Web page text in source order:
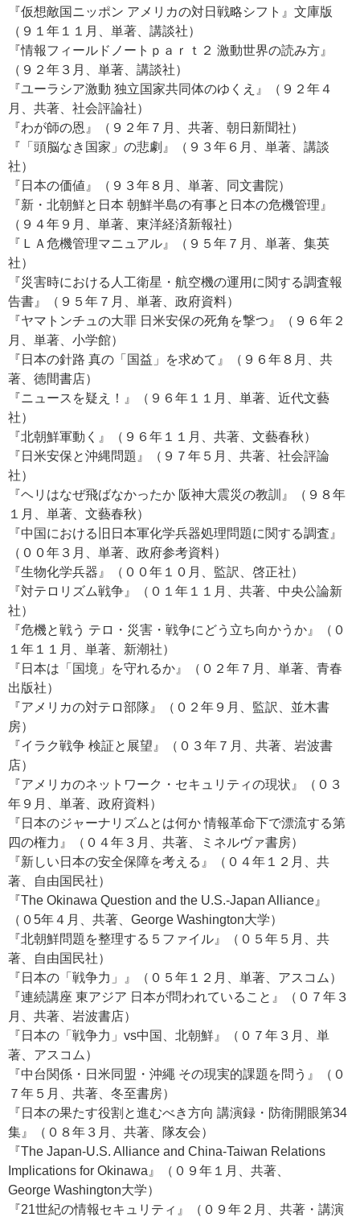
『仮想敵国ニッポン アメリカの対日戦略シフト』文庫版
（９１年１１月、単著、講談社）
『情報フィールドノートｐａｒｔ２ 激動世界の読み方』
（９２年３月、単著、講談社）
『ユーラシア激動 独立国家共同体のゆくえ』（９２年４
月、共著、社会評論社）
『わが師の恩』（９２年７月、共著、朝日新聞社）
『「頭脳なき国家」の悲劇』（９３年６月、単著、講談
社）
『日本の価値』（９３年８月、単著、同文書院）
『新・北朝鮮と日本 朝鮮半島の有事と日本の危機管理』
（９４年９月、単著、東洋経済新報社）
『ＬＡ危機管理マニュアル』（９５年７月、単著、集英
社）
『災害時における人工衛星・航空機の運用に関する調査報
告書』（９５年７月、単著、政府資料）
『ヤマトンチュの大罪 日米安保の死角を撃つ』（９６年２
月、単著、小学館）
『日本の針路 真の「国益」を求めて』（９６年８月、共
著、徳間書店）
『ニュースを疑え！』（９６年１１月、単著、近代文藝
社）
『北朝鮮軍動く』（９６年１１月、共著、文藝春秋）
『日米安保と沖縄問題』（９７年５月、共著、社会評論
社）
『ヘリはなぜ飛ばなかったか 阪神大震災の教訓』（９８年
１月、単著、文藝春秋）
『中国における旧日本軍化学兵器処理問題に関する調査』
（００年３月、単著、政府参考資料）
『生物化学兵器』（００年１０月、監訳、啓正社）
『対テロリズム戦争』（０１年１１月、共著、中央公論新
社）
『危機と戦う テロ・災害・戦争にどう立ち向かうか』（０
１年１１月、単著、新潮社）
『日本は「国境」を守れるか』（０２年７月、単著、青春
出版社）
『アメリカの対テロ部隊』（０２年９月、監訳、並木書
房）
『イラク戦争 検証と展望』（０３年７月、共著、岩波書
店）
『アメリカのネットワーク・セキュリティの現状』（０３
年９月、単著、政府資料）
『日本のジャーナリズムとは何か 情報革命下で漂流する第
四の権力』（０４年３月、共著、ミネルヴァ書房）
『新しい日本の安全保障を考える』（０４年１２月、共
著、自由国民社）
『The Okinawa Question and the U.S.-Japan Alliance』
（０5年４月、共著、George Washington大学）
『北朝鮮問題を整理する５ファイル』（０５年５月、共
著、自由国民社）
『日本の「戦争力」』（０５年１２月、単著、アスコム）
『連続講座 東アジア 日本が問われていること』（０７年３
月、共著、岩波書店）
『日本の「戦争力」vs中国、北朝鮮』（０７年３月、単
著、アスコム）
『中台関係・日米同盟・沖繩 その現実的課題を問う』（０
７年５月、共著、冬至書房）
『日本の果たす役割と進むべき方向 講演録・防衛開眼第34
集』（０８年３月、共著、隊友会）
『The Japan-U.S. Alliance and China-Taiwan Relations
Implications for Okinawa』（０９年１月、共著、
George Washington大学）
『21世紀の情報セキュリティ』（０９年２月、共著・講演